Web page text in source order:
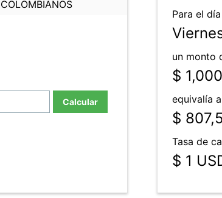
Calcular
Para el día
un monto
$
equivalía a
$
Tasa de
$ 1